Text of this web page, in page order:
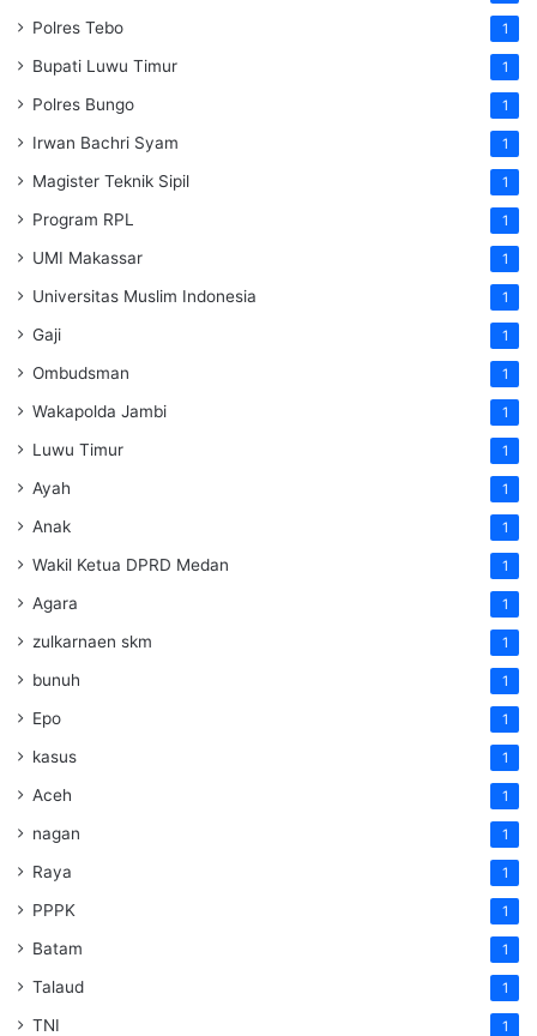
Polres Tebo 1
Bupati Luwu Timur 1
Polres Bungo 1
Irwan Bachri Syam 1
Magister Teknik Sipil 1
Program RPL 1
UMI Makassar 1
Universitas Muslim Indonesia 1
Gaji 1
Ombudsman 1
Wakapolda Jambi 1
Luwu Timur 1
Ayah 1
Anak 1
Wakil Ketua DPRD Medan 1
Agara 1
zulkarnaen skm 1
bunuh 1
Epo 1
kasus 1
Aceh 1
nagan 1
Raya 1
PPPK 1
Batam 1
Talaud 1
TNI 1